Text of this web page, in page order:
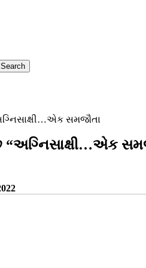
સમજૌતા
“અગ્નિસાક્ષી…એક